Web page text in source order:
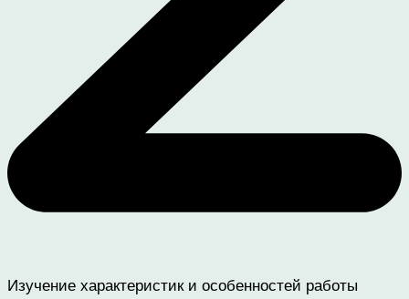
Изучение характеристик и особенностей работы